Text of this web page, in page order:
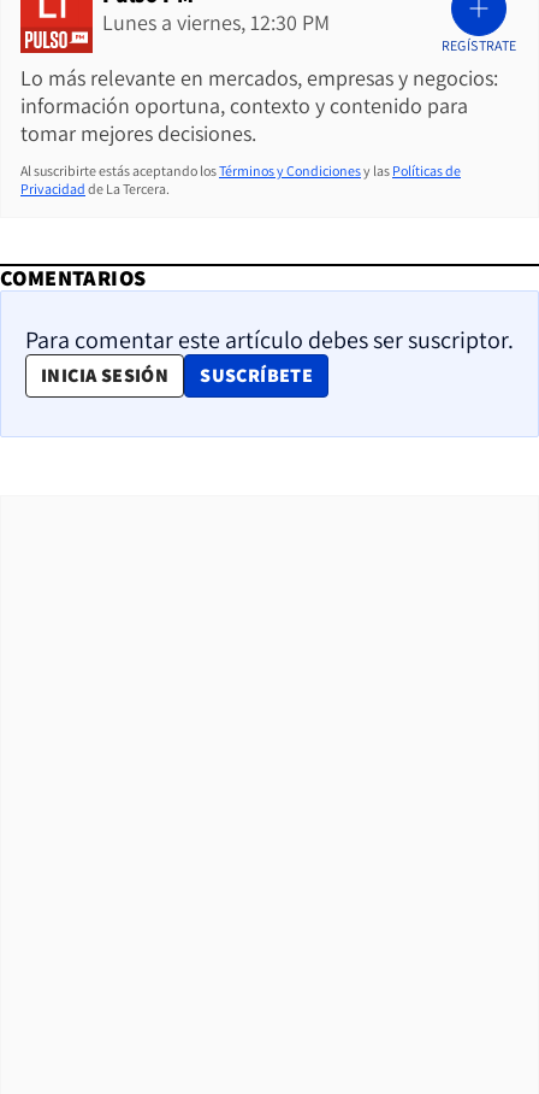
Lunes a viernes, 12:30 PM
Lo más relevante en mercados, empresas y negocios:
información oportuna, contexto y contenido para
tomar mejores decisiones.
REGÍSTRATE
Al suscribirte estás aceptando losTérminos y Condicionesy las Políticas de
Privacidad de La Tercera.
COMENTARIOS
Para comentar este artículo debes ser suscriptor.
INICIA SESIÓN SUSCRÍBETE
OPENS IN NEW WINDOW